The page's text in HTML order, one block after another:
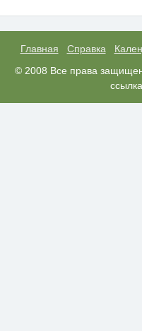
Главная Справка
© 2008 Все праваЭтот танец
без слов!